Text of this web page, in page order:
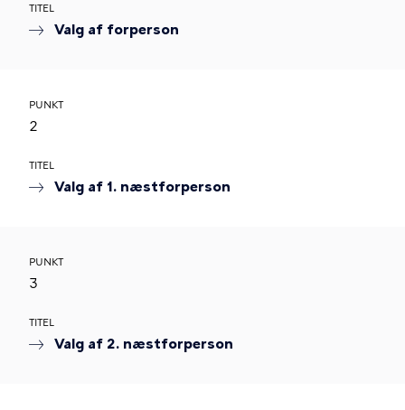
TITEL
Valg af forperson
PUNKT
2
TITEL
Valg af 1. næstforperson
PUNKT
3
TITEL
Valg af 2. næstforperson